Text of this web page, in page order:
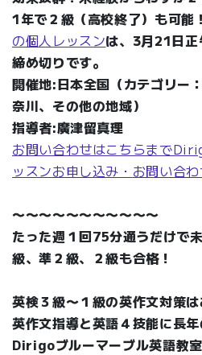
1年で２級（高校終了）も可能
の個人レッスンは、3月21日
締め切りです。
開催地:日本全国（カテゴリー
奈川、その他の地域）
指導者:廣津留真理
お問い合わせはこちらまで
ッスンお申し込み・ お問い合
〜〜〜〜〜〜〜〜〜〜〜
たった週１回75分通うだけで
級、準２級、２級も合格！
英検３級〜１級の英作文対策は
英作文指導と英語４技能に長年
Dirigoブルーマーブル英語教